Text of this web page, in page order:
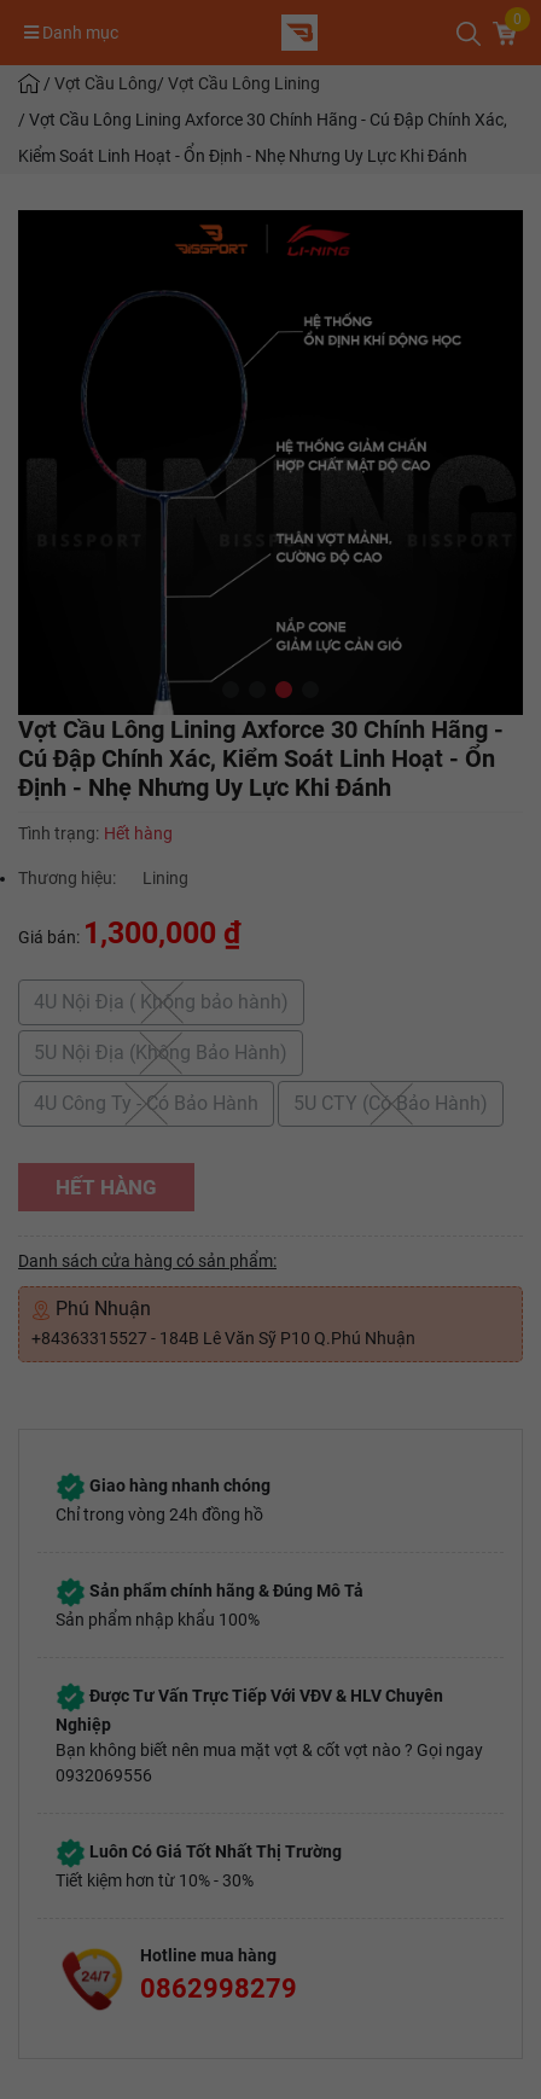
Danh mục
0
/ Vợt Cầu Lông/ Vợt Cầu Lông Lining
/ Vợt Cầu Lông Lining Axforce 30 Chính Hãng - Cú Đập Chính Xác,
Kiểm Soát Linh Hoạt - Ổn Định - Nhẹ Nhưng Uy Lực Khi Đánh
Vợt Cầu Lông Lining Axforce 30 Chính Hãng -
Cú Đập Chính Xác, Kiểm Soát Linh Hoạt - Ổn
Định - Nhẹ Nhưng Uy Lực Khi Đánh
Tình trạng: Hết hàng
Thương hiệu: Lining
Giá bán: 1,300,000 ₫
4U Nội Địa ( Không bảo hành)
5U Nội Địa (Không Bảo Hành)
4U Công Ty - Có Bảo Hành 5U CTY (Có Bảo Hành)
HẾT HÀNG
Danh sách cửa hàng có sản phẩm:
Phú Nhuận
+84363315527 - 184B Lê Văn Sỹ P10 Q.Phú Nhuận
Giao hàng nhanh chóng
Chỉ trong vòng 24h đồng hồ
Sản phẩm chính hãng & Đúng Mô Tả
Sản phẩm nhập khẩu 100%
Được Tư Vấn Trực Tiếp Với VĐV & HLV Chuyên
Nghiệp
Bạn không biết nên mua mặt vợt & cốt vợt nào ? Gọi ngay
0932069556
Luôn Có Giá Tốt Nhất Thị Trường
Tiết kiệm hơn từ 10% - 30%
Hotline mua hàng
0862998279